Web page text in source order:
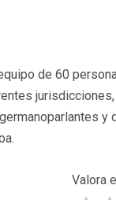
de 60
Valora